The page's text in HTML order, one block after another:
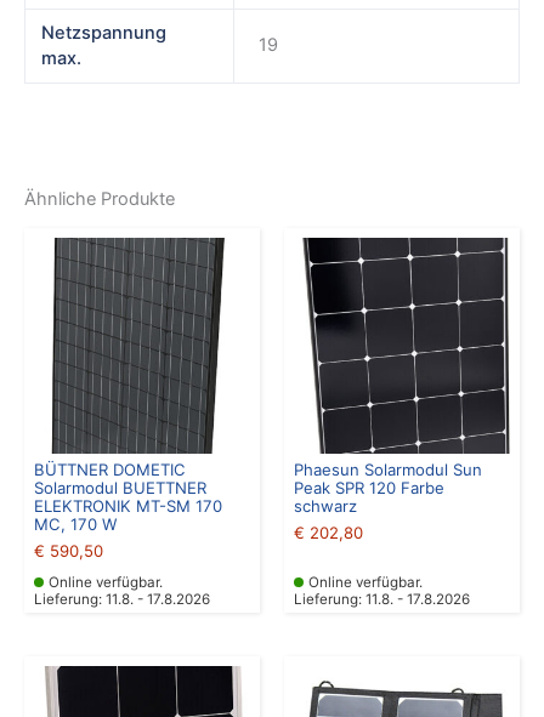
Netzspannung
max.
19
Ähnliche Produkte
BÜTTNER DOMETIC
Solarmodul BUETTNER
ELEKTRONIK MT-SM 170
MC, 170 W
€ 590,50
Online verfügbar.
Lieferung: 11.8. - 17.8.2026
Phaesun Solarmodul Sun
Peak SPR 120 Farbe
schwarz
€ 202,80
Online verfügbar.
Lieferung: 11.8. - 17.8.2026